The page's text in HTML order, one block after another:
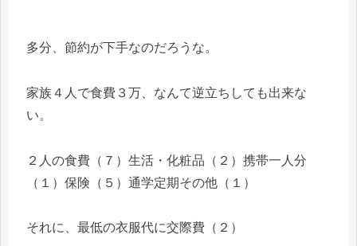
多分、節約が下手なのだろうな。
家族４人で食費３万、なんて逆立ちしても出来な
い。
２人の食費（７）生活・化粧品（２）携帯一人分
（１）保険（５）通学定期その他（１）
それに、最低の衣服代に交際費（２）